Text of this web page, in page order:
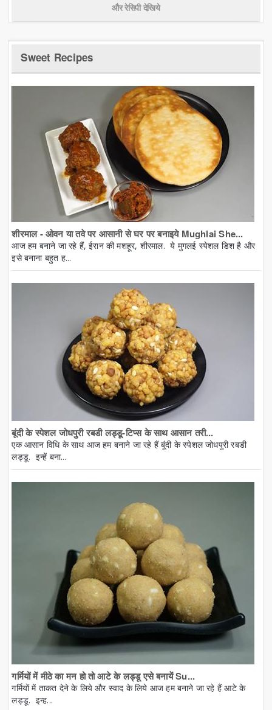
और रेसिपी देखिये
Sweet Recipes
शीरमाल - ओवन या तवे पर आसानी से घर पर बनाइये Mughlai She...
आज हम बनाने जा रहे हैं, ईरान की मशहूर, शीरमाल. ये मुगलई स्पेशल डिश है और
इसे बनाना बहुत ह...
बूंदी के स्पेशल जोधपुरी रबडी लड्डू-टिप्स के साथ आसान तरी...
एक आसान विधि के साथ आज हम बनाने जा रहे हैं बूंदी के स्पेशल जोधपुरी रबडी
लड्डू. इन्हें बना...
गर्मियों में मीठे का मन हो तो आटे के लड्डू एसे बनायें Su...
गर्मियों में ताकत देने के लिये और स्वाद के लिये आज हम बनाने जा रहे हैं आटे के
लड्डू. इन्ह...